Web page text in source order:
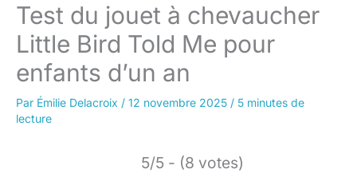
Test du jouet à chevaucher
Little Bird Told Me pour
enfants d’un an
Par Émilie Delacroix / 12 novembre 2025 / 5 minutes de
lecture
5/5 - (8 votes)